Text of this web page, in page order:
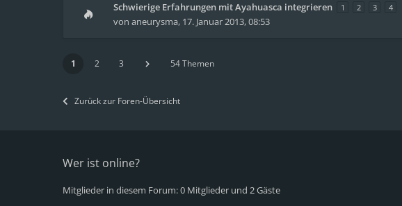
Schwierige Erfahrungen mit Ayahuasca integrieren 1 2 3 4
von aneurysma, 17. Januar 2013, 08:53
1 2 3 54 Themen
Zurück zur Foren-Übersicht
Wer ist online?
Mitglieder in diesem Forum: 0 Mitglieder und 2 Gäste